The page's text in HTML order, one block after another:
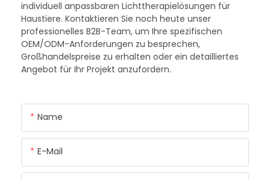
individuell anpassbaren Lichttherapielösungen für
Haustiere. Kontaktieren Sie noch heute unser
professionelles B2B-Team, um Ihre spezifischen
OEM/ODM-Anforderungen zu besprechen,
Großhandelspreise zu erhalten oder ein detailliertes
Angebot für Ihr Projekt anzufordern.
Name
E-Mail